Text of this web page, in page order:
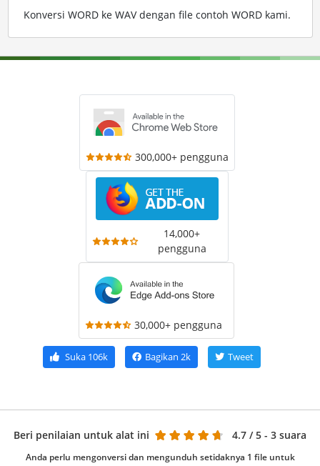
Konversi WORD ke WAV dengan file contoh WORD kami.
300,000+ pengguna
14,000+
pengguna
30,000+ pengguna
Suka106k Bagikan 2k Tweet
Beri penilaian untuk alat ini 4.7 / 5 - 3 suara
Anda perlu mengonversi dan mengunduh setidaknya 1 file untuk